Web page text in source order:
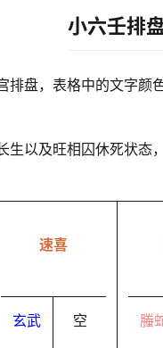
小六壬排
排盘，表格中的文字颜
生以及旺相囚休死状态
速喜
玄武 空 螣